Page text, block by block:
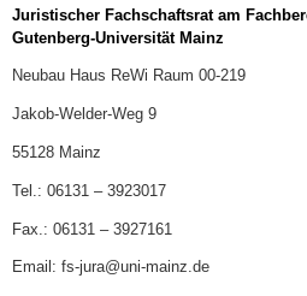
Juristischer Fachschaftsrat am
Gutenberg-Universität Mainz
Neubau Haus ReWi Raum 00-219
Jakob-Welder-Weg 9
55128 Mainz
Tel.: 06131 – 3923017
Fax.: 06131 – 3927161
Email: fs-jura@uni-mainz.de